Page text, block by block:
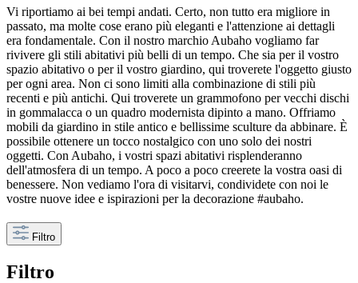
Vi riportiamo ai bei tempi andati. Certo, non tutto era migliore in
passato, ma molte cose erano più eleganti e l'attenzione ai dettagli
era fondamentale. Con il nostro marchio Aubaho vogliamo far
rivivere gli stili abitativi più belli di un tempo. Che sia per il vostro
spazio abitativo o per il vostro giardino, qui troverete l'oggetto giusto
per ogni area. Non ci sono limiti alla combinazione di stili più
recenti e più antichi. Qui troverete un grammofono per vecchi dischi
in gommalacca o un quadro modernista dipinto a mano. Offriamo
mobili da giardino in stile antico e bellissime sculture da abbinare. È
possibile ottenere un tocco nostalgico con uno solo dei nostri
oggetti. Con Aubaho, i vostri spazi abitativi risplenderanno
dell'atmosfera di un tempo. A poco a poco creerete la vostra oasi di
benessere. Non vediamo l'ora di visitarvi, condividete con noi le
vostre nuove idee e ispirazioni per la decorazione #aubaho.
Filtro
Filtro